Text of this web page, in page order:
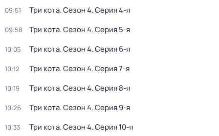
09:51 Три кота. Сезон 4. Серия 4-я
09:58 Три кота. Сезон 4. Серия 5-я
10:05 Три кота. Сезон 4. Серия 6-я
10:12 Три кота. Сезон 4. Серия 7-я
10:19 Три кота. Сезон 4. Серия 8-я
10:26 Три кота. Сезон 4. Серия 9-я
10:33 Три кота. Сезон 4. Серия 10-я